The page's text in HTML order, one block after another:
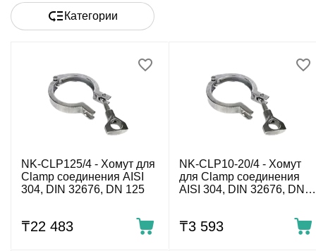
Категории
NK-CLP125/4 - Хомут для
Clamp соединения AISI
304, DIN 32676, DN 125
₸22 483
NK-CLP10-20/4 - Хомут
для Clamp соединения
AISI 304, DIN 32676, DN
₸3 593